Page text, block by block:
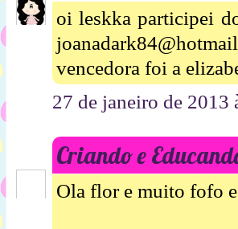
oi leskka participei
vencedora foi a
27 de janeiro de 2013
Criando e
Ola flor e muito fofo